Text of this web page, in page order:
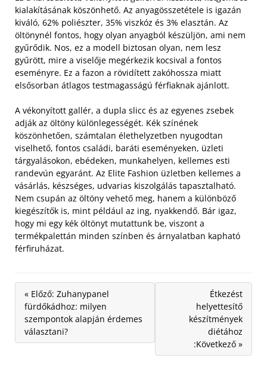
kialakításának köszönhető. Az anyagösszetétele is igazán
kiváló, 62% poliészter, 35% viszkóz és 3% elasztán. Az
öltönynél fontos, hogy olyan anyagból készüljön, ami nem
gyűrődik. Nos, ez a modell biztosan olyan, nem lesz
gyűrött, mire a viselője megérkezik kocsival a fontos
eseményre. Ez a fazon a rövidített zakóhossza miatt
elsősorban átlagos testmagasságú férfiaknak ajánlott.
A vékonyított gallér, a dupla slicc és az egyenes zsebek
adják az öltöny különlegességét. Kék színének
köszönhetően, számtalan élethelyzetben nyugodtan
viselhető, fontos családi, baráti eseményeken, üzleti
tárgyalásokon, ebédeken, munkahelyen, kellemes esti
randevún egyaránt. Az Elite Fashion üzletben kellemes a
vásárlás, készséges, udvarias kiszolgálás tapasztalható.
Nem csupán az öltöny vehető meg, hanem a különböző
kiegészítők is, mint például az ing, nyakkendő. Bár igaz,
hogy mi egy kék öltönyt mutattunk be, viszont a
termékpalettán minden színben és árnyalatban kapható
férfiruházat.
« Előző: Zuhanypanel
fürdőkádhoz: milyen
szempontok alapján érdemes
választani?
Étkezést
helyettesítő
készítmények
diétához
:Következő »